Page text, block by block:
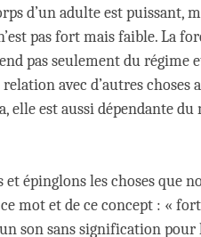
d’un adulte est puissant,
pas fort mais faible. La
pas seulement du régime
avec d’autres choses
elle est aussi dépendante
épinglons les choses que
mot et de ce concept : «
son sans signification